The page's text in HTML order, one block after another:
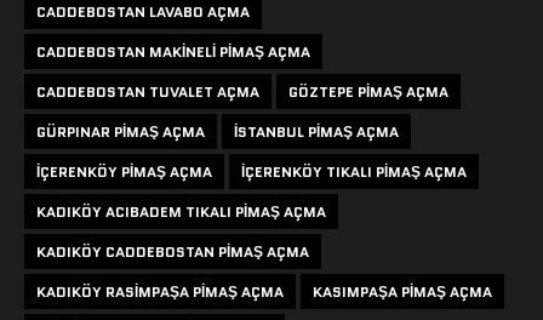
CADDEBOSTAN LAVABO AÇMA
CADDEBOSTAN MAKINELI PIMAŞ AÇMA
CADDEBOSTAN TUVALET AÇMA
GÖZTEPE PIMAŞ AÇMA
GÜRPINAR PIMAŞ AÇMA
ISTANBUL PIMAŞ AÇMA
IÇERENKÖY PIMAŞ AÇMA
IÇERENKÖY TIKALI PIMAŞ AÇMA
KADIKÖY ACIBADEM TIKALI PIMAŞ AÇMA
KADIKÖY CADDEBOSTAN PIMAŞ AÇMA
KADIKÖY RASIMPAŞA PIMAŞ AÇMA
KASIMPAŞA PIMAŞ AÇMA